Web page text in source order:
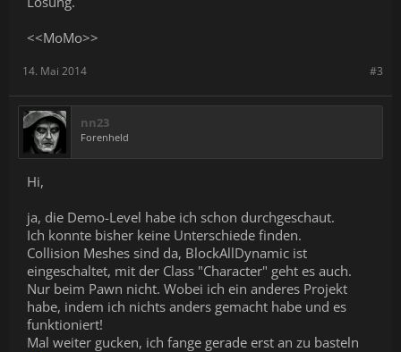
<<MoMo>>
#3
14. Mai 2014
nn23
Forenheld
Hi,
ja, die Demo-Level habe ich schon durchgeschaut.
Ich konnte bisher keine Unterschiede finden.
Collision Meshes sind da, BlockAllDynamic ist
eingeschaltet, mit der Class "Character" geht es auch.
Nur beim Pawn nicht. Wobei ich ein anderes Projekt
habe, indem ich nichts anders gemacht habe und es
funktioniert!
Mal weiter gucken, ich fange gerade erst an zu basteln